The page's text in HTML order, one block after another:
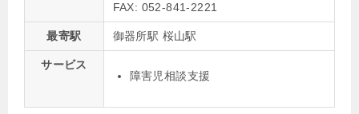
FAX: 052-841-2221
最寄駅 御器所駅 桜山駅
サービス
障害児相談支援